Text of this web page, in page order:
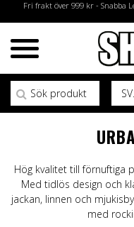
Fri frakt över 999 kr - Snabba
Sök efter:
Hög kvalitet till förnuftiga
Med tidlös design och
jackan, linnen och
med